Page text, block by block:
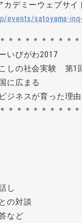
デミーウェブサイ
events/satoyama-
＊＊＊＊＊＊＊＊＊
いびがわ2017
しの社会実験 第1
に広まる
スが育った理由
＊＊＊＊＊＊＊＊＊
し
の対談
答など